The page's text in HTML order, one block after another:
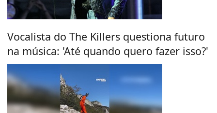
Vocalista do The Killers questiona futuro
na música: 'Até quando quero fazer isso?'